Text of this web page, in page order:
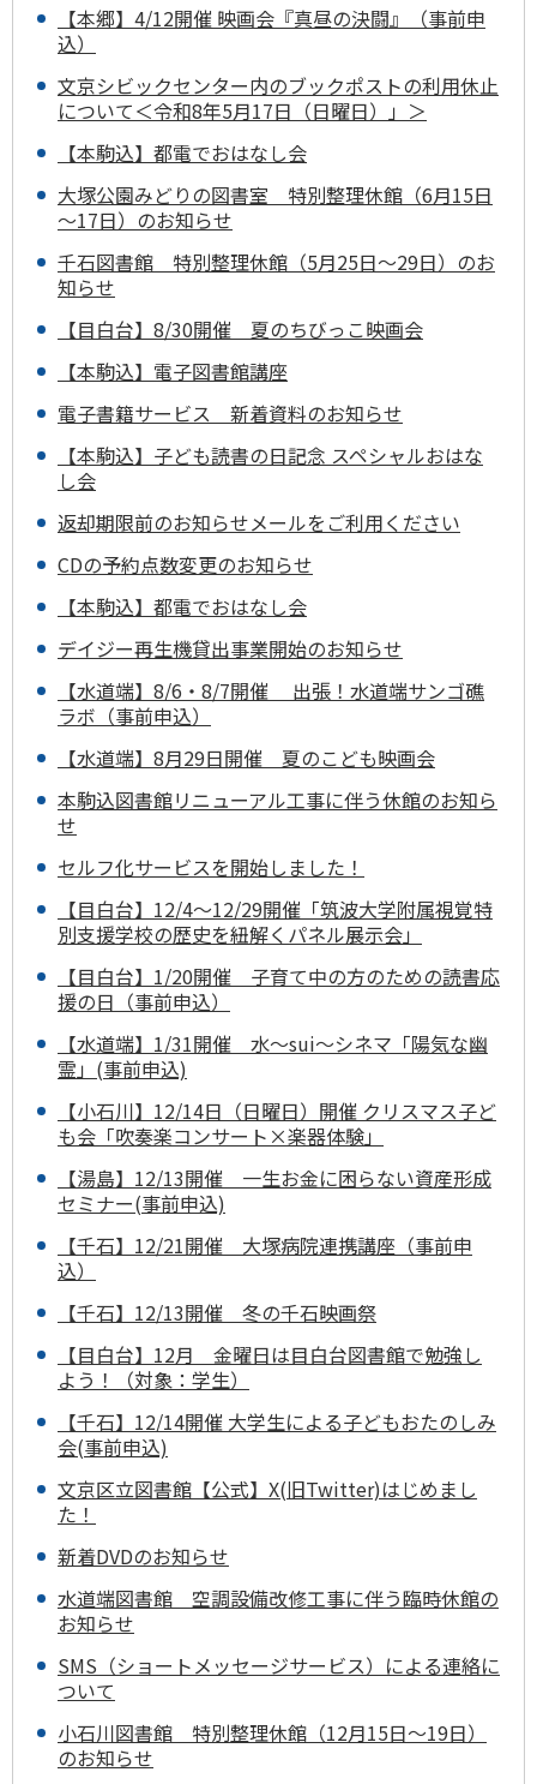
【本郷】4/12開催 映画会『真昼の決闘』（事前申
込）
文京シビックセンター内のブックポストの利用休止
について＜令和8年5月17日（日曜日）」＞
【本駒込】都電でおはなし会
大塚公園みどりの図書室 特別整理休館（6月15日
～17日）のお知らせ
千石図書館 特別整理休館（5月25日～29日）のお
知らせ
【目白台】8/30開催 夏のちびっこ映画会
【本駒込】電子図書館講座
電子書籍サービス 新着資料のお知らせ
【本駒込】子ども読書の日記念 スペシャルおはな
し会
返却期限前のお知らせメールをご利用ください
CDの予約点数変更のお知らせ
【本駒込】都電でおはなし会
デイジー再生機貸出事業開始のお知らせ
【水道端】8/6・8/7開催 出張！水道端サンゴ礁
ラボ（事前申込）
【水道端】8月29日開催 夏のこども映画会
本駒込図書館リニューアル工事に伴う休館のお知ら
せ
セルフ化サービスを開始しました！
【目白台】12/4～12/29開催「筑波大学附属視覚特
別支援学校の歴史を紐解くパネル展示会」
【目白台】1/20開催 子育て中の方のための読書応
援の日（事前申込）
【水道端】1/31開催 水～sui～シネマ「陽気な幽
霊」(事前申込)
【小石川】12/14日（日曜日）開催 クリスマス子ど
も会「吹奏楽コンサート×楽器体験」
【湯島】12/13開催 一生お金に困らない資産形成
セミナー(事前申込)
【千石】12/21開催 大塚病院連携講座（事前申
込）
【千石】12/13開催 冬の千石映画祭
【目白台】12月 金曜日は目白台図書館で勉強し
よう！（対象：学生）
【千石】12/14開催 大学生による子どもおたのしみ
会(事前申込)
文京区立図書館【公式】X(旧Twitter)はじめまし
た！
新着DVDのお知らせ
水道端図書館 空調設備改修工事に伴う臨時休館の
お知らせ
SMS（ショートメッセージサービス）による連絡に
ついて
小石川図書館 特別整理休館（12月15日～19日）
のお知らせ